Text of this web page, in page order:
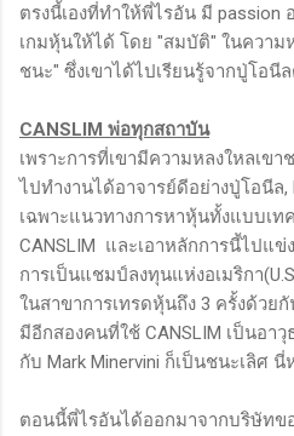
ตรงนี้เองที่ทำให้พี่ไรอัน มี passion
เกมหุ้นให้ได้ โดย "สมบัติ" ในควา
ชนะ" ซึ่งเขาได้ไปเรียนรู้จากปู่โอนี
CANSLIM พ่อทุกสถาบัน
เพราะการที่เขามีความหลงใหลเข
ไปทำงานได้อาจารย์ดีอย่างปู่โอนีล,
เฉพาะแนวทางการหาหุ้นทั้งแบบเ
CANSLIM และเอาหลักการนี้ไปแ
การเป็นแชมป์ลงทุนแห่งอเมริกา
ในสาขาการเทรดหุ้นถึง 3 ครั้งด้วย
มีอีกสองคนที่ใช้ CANSLIM เป็นอา
กับ Mark Minervini ก็เป็นชนะเลิศ
ตอนนี้พี่ไรอันได้ออกมาจากบริษัทข